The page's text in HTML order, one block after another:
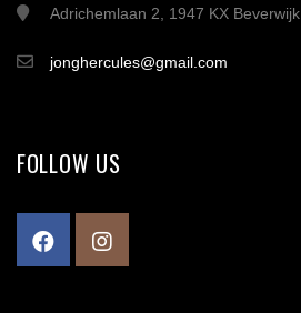
Adrichemlaan 2, 1947 KX Beverwijk
jonghercules@gmail.com
FOLLOW US